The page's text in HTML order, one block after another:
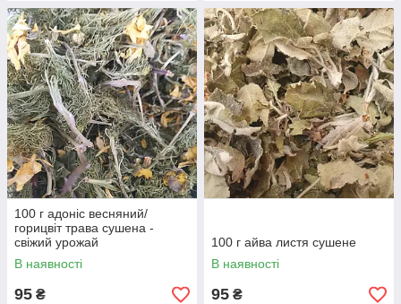
100 г адоніс весняний/
горицвіт трава сушена -
свіжий урожай
В наявності
95 ₴
100 г айва листя сушене
В наявності
95 ₴